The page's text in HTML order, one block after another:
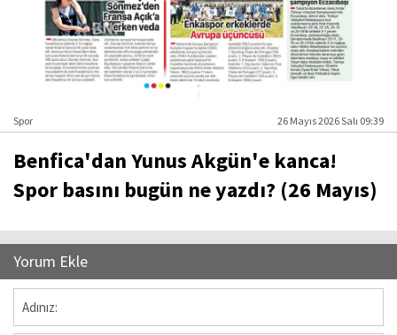
Spor 26 Mayıs 2026 Salı 09:39
Benfica'dan Yunus Akgün'e kanca!
Spor basını bugün ne yazdı? (26 Mayıs)
Yorum Ekle